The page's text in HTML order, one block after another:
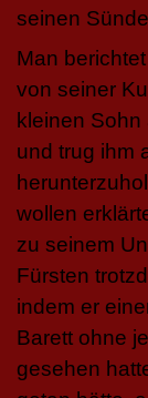
seinen
Man
von seiner
kleinen
und trug ihm
wollen
zu seinem
Fürsten
indem er
Barett ohne
gesehen